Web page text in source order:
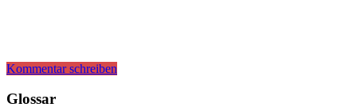
Kommentar schreiben
Glossar